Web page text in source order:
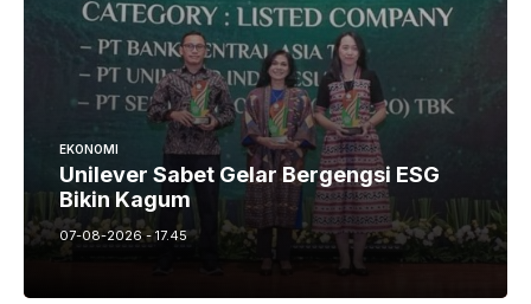
EKONOMI
Unilever Sabet Gelar Bergengsi ESG
Bikin Kagum
07-08-2026 - 17.45